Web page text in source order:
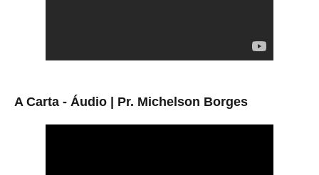
A Carta - Áudio | Pr. Michelson Borges